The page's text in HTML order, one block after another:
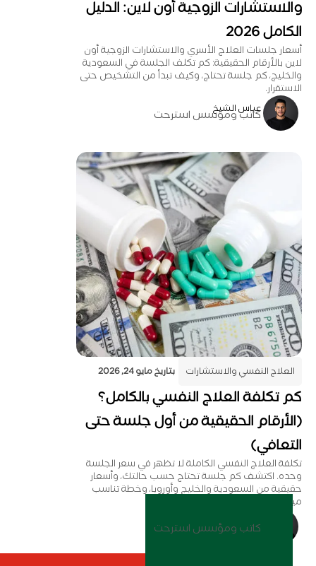
والاستشارات الزوجية أون لاين: الدليل
الكامل 2026
أسعار جلسات العلاج الأسري والاستشارات الزوجية أون
لاين بالأرقام الحقيقية: كم تكلف الجلسة في السعودية
والخليج، كم جلسة تحتاج، وكيف تبدأ من التشخيص حتى
الاستقرار.
عباس الشيخ
كاتب ومؤسس استرحت
العلاج النفسي والاستشارات بتاريخ مايو 24, 2026
كم تكلفة العلاج النفسي بالكامل؟
(الأرقام الحقيقية من أول جلسة حتى
التعافي)
تكلفة العلاج النفسي الكاملة لا تظهر في سعر الجلسة
وحده. اكتشف كم جلسة تحتاج حسب حالتك، وأسعار
حقيقية من السعودية والخليج وأوروبا، وخطة تناسب
ميزانيتك.
عباس الشيخ
كاتب ومؤسس استرحت